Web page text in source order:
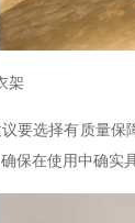
架
要选择有质量保
保在使用中确实